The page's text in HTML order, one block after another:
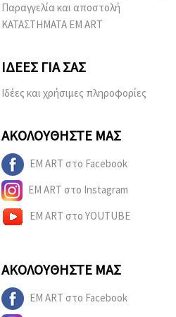
Παραγγελία και αποστολή
ΚΑΤΑΣΤΗΜΑΤΑ EM ART
ΙΔΈΕΣ ΓΙΑ ΣΑΣ
Ιδέες και χρήσιμες πληροφορίες
ΑΚΟΛΟΥΘΉΣΤΕ ΜΑΣ
EM ART στο Facebook
EM ART στο Instagram
EM ART στο YOUTUBE
ΑΚΟΛΟΥΘΉΣΤΕ ΜΑΣ
EM ART στο Facebook